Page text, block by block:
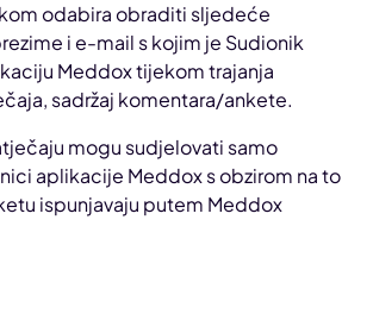
odabira obraditi sljedeće
i e-mail s kojim je Sudionik
Meddox tijekom trajanja
sadržaj komentara/ankete.
mogu sudjelovati samo
aplikacije Meddox s obzirom na to
ispunjavaju putem Meddox